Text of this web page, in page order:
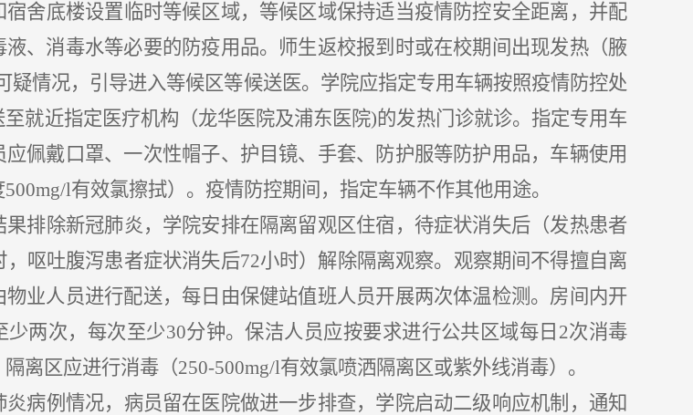
宿舍底楼设置临时等候区域，等候区域保持适当疫情防控安全距离，并配
、消毒水等必要的防疫用品。师生返校报到时或在校期间出现发热（腋
疑情况，引导进入等候区等候送医。学院应指定专用车辆按照疫情防控处
就近指定医疗机构（龙华医院及浦东医院)的发热门诊就诊。指定专用车
佩戴口罩、一次性帽子、护目镜、手套、防护服等防护用品，车辆使用
l有效氯擦拭）。疫情防控期间，指定车辆不作其他用途。
果排除新冠肺炎，学院安排在隔离留观区住宿，待症状消失后（发热患者
，呕吐腹泻患者症状消失后72小时）解除隔离观察。观察期间不得擅自离
物业人员进行配送，每日由保健站值班人员开展两次体温检测。房间内开
少两次，每次至少30分钟。保洁人员应按要求进行公共区域每日2次消毒
离区应进行消毒（250-500mg/l有效氯喷洒隔离区或紫外线消毒）。
炎病例情况，病员留在医院做进一步排查，学院启动二级响应机制，通知